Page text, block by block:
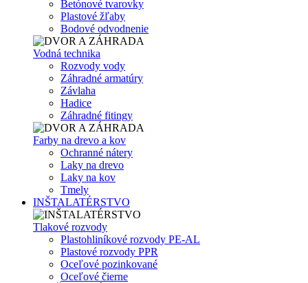
Betónové tvarovky
Plastové žľaby
Bodové odvodnenie
Vodná technika
Rozvody vody
Záhradné armatúry
Závlaha
Hadice
Záhradné fitingy
Farby na drevo a kov
Ochranné nátery
Laky na drevo
Laky na kov
Tmely
INŠTALATÉRSTVO
Tlakové rozvody
Plastohliníkové rozvody PE-AL
Plastové rozvody PPR
Oceľové pozinkované
Oceľové čierne